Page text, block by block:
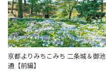
京都よりみちこみち 二条城＆御池
通【前編】